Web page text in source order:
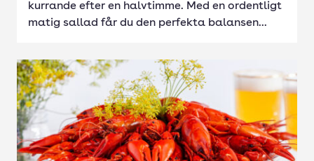
kurrande efter en halvtimme. Med en ordentligt
matig sallad får du den perfekta balansen...